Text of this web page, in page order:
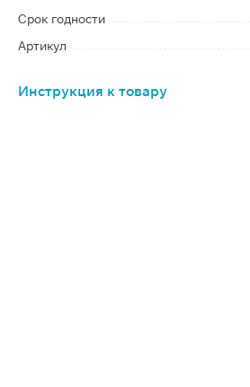
Срок годности
Артикул
Инструкция к товару